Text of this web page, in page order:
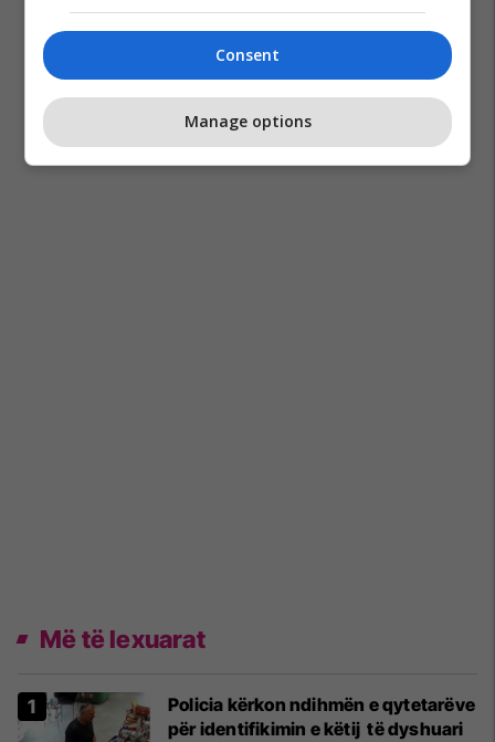
Më të lexuarat
Policia kërkon ndihmën e qytetarëve
për identifikimin e këtij të dyshuari
Consent
Manage options